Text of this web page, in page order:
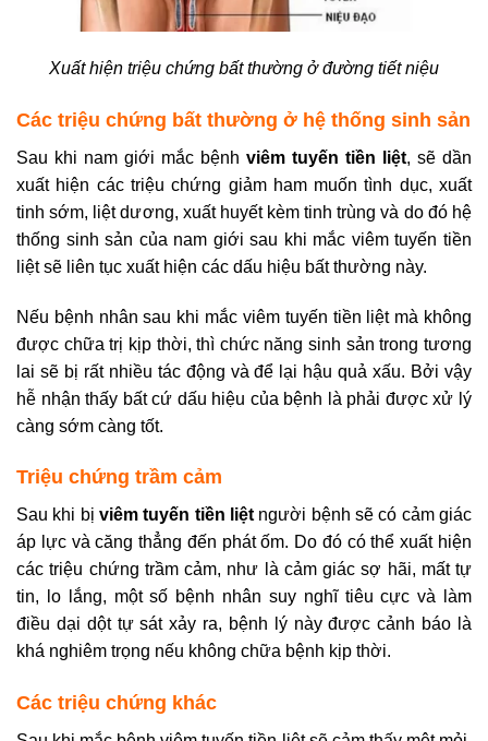
Xuất hiện triệu chứng bất thường ở đường tiết niệu
Các triệu chứng bất thường ở hệ thống sinh sản
Sau khi nam giới mắc bệnh viêm tuyến tiền liệt, sẽ dần
xuất hiện các triệu chứng giảm ham muốn tình dục, xuất
tinh sớm, liệt dương, xuất huyết kèm tinh trùng và do đó hệ
thống sinh sản của nam giới sau khi mắc viêm tuyến tiền
liệt sẽ liên tục xuất hiện các dấu hiệu bất thường này.
Nếu bệnh nhân sau khi mắc viêm tuyến tiền liệt mà không
được chữa trị kịp thời, thì chức năng sinh sản trong tương
lai sẽ bị rất nhiều tác động và để lại hậu quả xấu. Bởi vậy
hễ nhận thấy bất cứ dấu hiệu của bệnh là phải được xử lý
càng sớm càng tốt.
Triệu chứng trầm cảm
Sau khi bị viêm tuyến tiền liệtngười bệnh sẽ có cảm giác
áp lực và căng thẳng đến phát ốm. Do đó có thể xuất hiện
các triệu chứng trầm cảm, như là cảm giác sợ hãi, mất tự
tin, lo lắng, một số bệnh nhân suy nghĩ tiêu cực và làm
điều dại dột tự sát xảy ra, bệnh lý này được cảnh báo là
khá nghiêm trọng nếu không chữa bệnh kịp thời.
Các triệu chứng khác